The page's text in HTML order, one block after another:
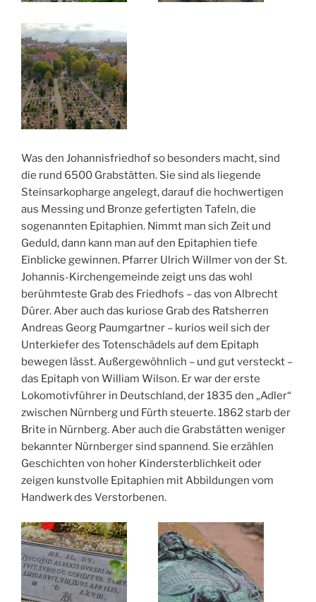
Was den Johannisfriedhof so besonders macht, sind
die rund 6500 Grabstätten. Sie sind als liegende
Steinsarkopharge angelegt, darauf die hochwertigen
aus Messing und Bronze gefertigten Tafeln, die
sogenannten Epitaphien. Nimmt man sich Zeit und
Geduld, dann kann man auf den Epitaphien tiefe
Einblicke gewinnen. Pfarrer Ulrich Willmer von der St.
Johannis-Kirchengemeinde zeigt uns das wohl
berühmteste Grab des Friedhofs – das von Albrecht
Dürer. Aber auch das kuriose Grab des Ratsherren
Andreas Georg Paumgartner – kurios weil sich der
Unterkiefer des Totenschädels auf dem Epitaph
bewegen lässt. Außergewöhnlich – und gut versteckt –
das Epitaph von William Wilson. Er war der erste
Lokomotivführer in Deutschland, der 1835 den „Adler“
zwischen Nürnberg und Fürth steuerte. 1862 starb der
Brite in Nürnberg. Aber auch die Grabstätten weniger
bekannter Nürnberger sind spannend. Sie erzählen
Geschichten von hoher Kindersterblichkeit oder
zeigen kunstvolle Epitaphien mit Abbildungen vom
Handwerk des Verstorbenen.